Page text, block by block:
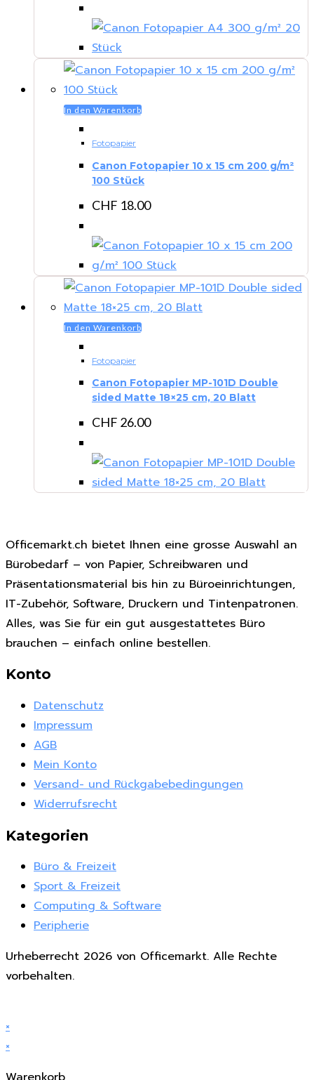
In den Warenkorb
Fotopapier
Canon Fotopapier 10 x 15 cm 200 g/m²
100 Stück
CHF 18.00
In den Warenkorb
Fotopapier
Canon Fotopapier MP-101D Double
sided Matte 18×25 cm, 20 Blatt
CHF 26.00
Officemarkt.ch bietet Ihnen eine grosse Auswahl an
Bürobedarf – von Papier, Schreibwaren und
Präsentationsmaterial bis hin zu Büroeinrichtungen,
IT-Zubehör, Software, Druckern und Tintenpatronen.
Alles, was Sie für ein gut ausgestattetes Büro
brauchen – einfach online bestellen.
Konto
Datenschutz
Impressum
AGB
Mein Konto
Versand- und Rückgabebedingungen
Widerrufsrecht
Kategorien
Büro & Freizeit
Sport & Freizeit
Computing & Software
Peripherie
Urheberrecht 2026 von Officemarkt. Alle Rechte
vorbehalten.
×
×